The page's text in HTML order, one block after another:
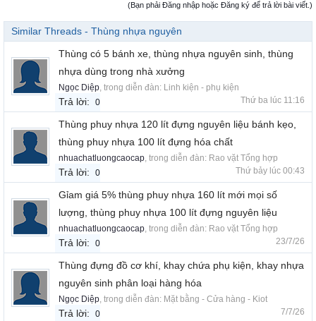
(Bạn phải Đăng nhập hoặc Đăng ký để trả lời bài viết.)
Similar Threads - Thùng nhựa nguyên
Thùng có 5 bánh xe, thùng nhựa nguyên sinh, thùng
nhựa dùng trong nhà xưởng
Ngọc Diệp, trong diễn đàn: Linh kiện - phụ kiện
Trả lời: 0 Thứ ba lúc 11:16
Thùng phuy nhựa 120 lít đựng nguyên liệu bánh kẹo,
thùng phuy nhựa 100 lít đựng hóa chất
nhuachatluongcaocap, trong diễn đàn: Rao vặt Tổng hợp
Trả lời: 0 Thứ bảy lúc 00:43
Gỉam giá 5% thùng phuy nhựa 160 lít mới mọi số
lượng, thùng phuy nhựa 100 lít đựng nguyên liệu
nhuachatluongcaocap, trong diễn đàn: Rao vặt Tổng hợp
Trả lời: 0 23/7/26
Thùng đựng đồ cơ khí, khay chứa phụ kiện, khay nhựa
nguyên sinh phân loại hàng hóa
Ngọc Diệp, trong diễn đàn: Mặt bằng - Cửa hàng - Kiot
Trả lời: 0 7/7/26